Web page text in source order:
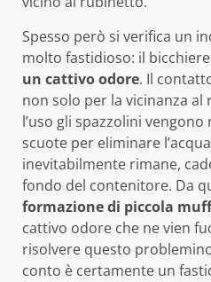
Spesso però si verifica un
molto fastidioso: il
un cattivo odore. Il
non solo per la vicinanza
l’uso gli spazzolini
scuote per eliminare
inevitabilmente rimane,
fondo del contenitore. Da
formazione di piccola
cattivo odore che ne vien
risolvere questo
conto è certamente un